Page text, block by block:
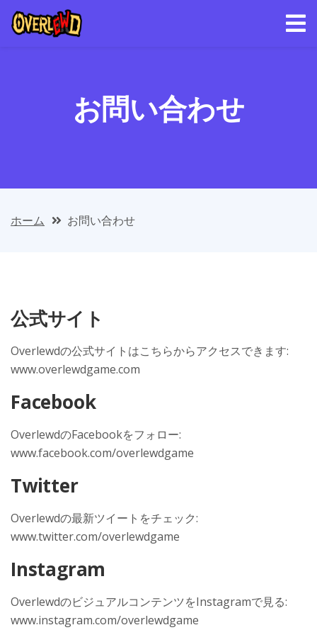
お問い合わせ
ホーム お問い合わせ
公式サイト
Overlewdの公式サイトはこちらからアクセスできます:
www.overlewdgame.com
Facebook
OverlewdのFacebookをフォロー:
www.facebook.com/overlewdgame
Twitter
Overlewdの最新ツイートをチェック:
www.twitter.com/overlewdgame
Instagram
OverlewdのビジュアルコンテンツをInstagramで見る:
www.instagram.com/overlewdgame